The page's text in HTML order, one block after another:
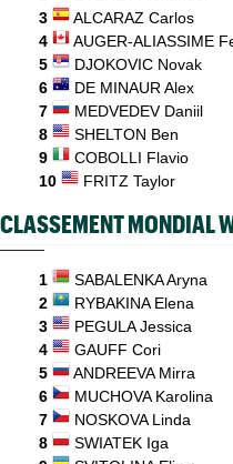
Lorenzo Musetti passe
3
ALCARAZ Carlos
4
AUGER-ALIASSIME
5
DJOKOVIC Novak
6
DE MINAUR Alex
7
MEDVEDEV Daniil
8
SHELTON Ben
9
COBOLLI Flavio
10
FRITZ Taylor
CLASSEMENT MONDIAL
1 SABALENKA Aryna
2
RYBAKINA Elena
3
PEGULA Jessica
4
GAUFF Cori
5
ANDREEVA Mirra
6
MUCHOVA Karolina
7
NOSKOVA Linda
8
SWIATEK Iga